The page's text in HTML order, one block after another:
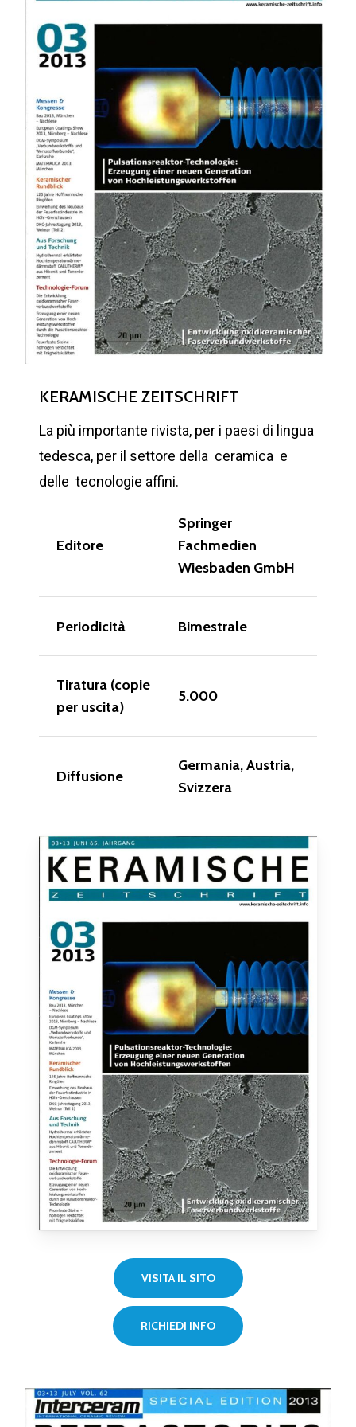
KERAMISCHE ZEITSCHRIFT
La più importante rivista, per i paesi di lingua
tedesca, per il settore della ceramica e
delle tecnologie affini.
Editore
Springer
Fachmedien
Wiesbaden GmbH
Periodicità Bimestrale
Tiratura (copie
per uscita)
5.000
Diffusione
Germania, Austria,
Svizzera
VISITA IL SITO
RICHIEDI INFO